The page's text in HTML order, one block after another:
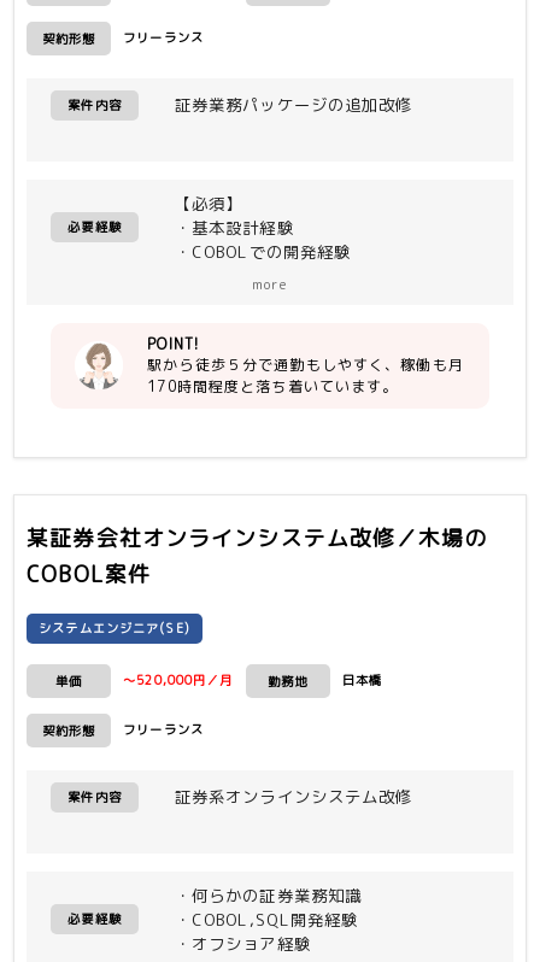
契約形態 フリーランス
案件内容 証券業務パッケージの追加改修
必要経験
【必須】
・基本設計経験
・COBOLでの開発経験
more
POINT!
駅から徒歩５分で通勤もしやすく、稼働も月
170時間程度と落ち着いています。
某証券会社オンラインシステム改修／木場の
COBOL案件
システムエンジニア(SE)
単価 ～520,000円／月 勤務地 日本橋
契約形態 フリーランス
案件内容 証券系オンラインシステム改修
必要経験
・何らかの証券業務知識
・COBOL,SQL開発経験
・オフショア経験